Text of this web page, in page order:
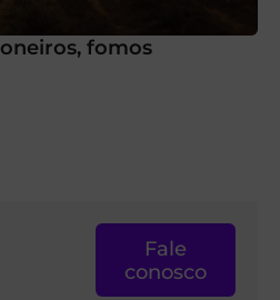
fomos
Fale
conosco